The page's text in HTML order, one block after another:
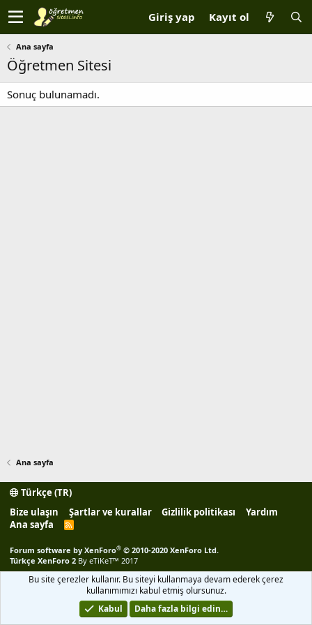
Giriş yap Kayıt ol
Ana sayfa
Öğretmen Sitesi
Sonuç bulunamadı.
Ana sayfa
Türkçe (TR)
Bize ulaşın
Şartlar ve kurallar Gizlilik politikası
Yardım
Ana sayfa
R
Forum software by XenForo® © 2010-2020 XenForo Ltd.
Türkçe XenForo 2 By eTiKeT™ 2017
Bu site çerezler kullanır. Bu siteyi kullanmaya devam ederek çerez
kullanımımızı kabul etmiş olursunuz.
Kabul
Daha fazla bilgi edin…